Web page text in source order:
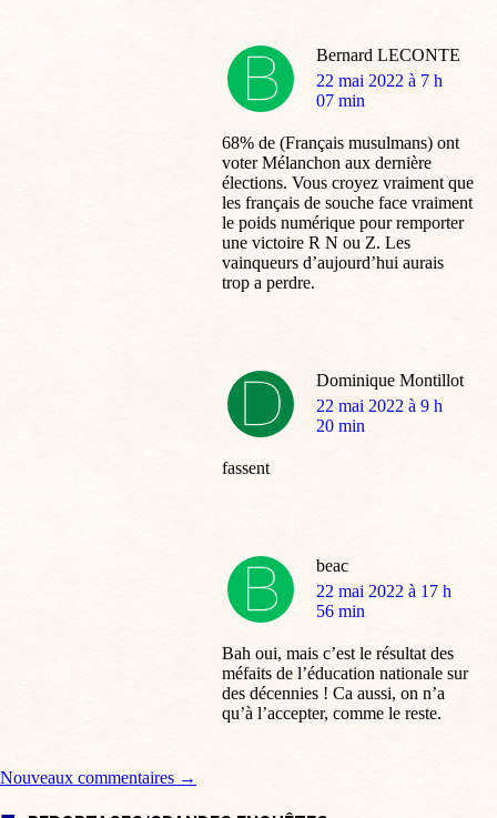
Bernard LECONTE
dit
:
22 mai 2022 à 7 h
07 min
68% de (Français musulmans) ont
voter Mélanchon aux dernière
élections. Vous croyez vraiment que
les français de souche face vraiment
le poids numérique pour remporter
une victoire R N ou Z. Les
vainqueurs d’aujourd’hui aurais
trop a perdre.
Dominique Montillot
dit
:
22 mai 2022 à 9 h
20 min
fassent
beac
dit
:
22 mai 2022 à 17 h
56 min
Bah oui, mais c’est le résultat des
méfaits de l’éducation nationale sur
des décennies ! Ca aussi, on n’a
qu’à l’accepter, comme le reste.
Navigation de commentaire
Nouveaux commentaires →